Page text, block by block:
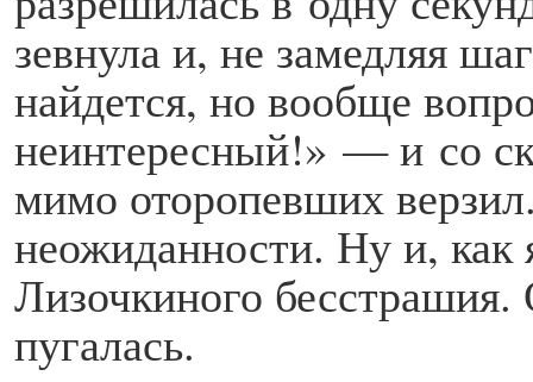
зевнула и, не замедляя
найдется, но вообще
неинтересный!» — и со
мимо оторопевших
неожиданности. Ну и, как
Лизочкиного
пугалась.